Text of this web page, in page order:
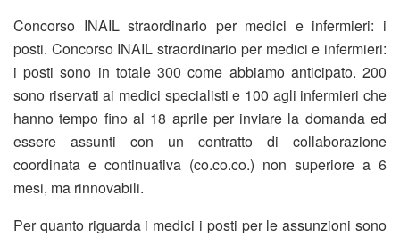
Concorso INAIL straordinario per medici e infermieri: i
posti. Concorso INAIL straordinario per medici e infermieri:
i posti sono in totale 300 come abbiamo anticipato. 200
sono riservati ai medici specialisti e 100 agli infermieri che
hanno tempo fino al 18 aprile per inviare la domanda ed
essere assunti con un contratto di collaborazione
coordinata e continuativa (co.co.co.) non superiore a 6
mesi, ma rinnovabili.
Per quanto riguarda i medici i posti per le assunzioni sono